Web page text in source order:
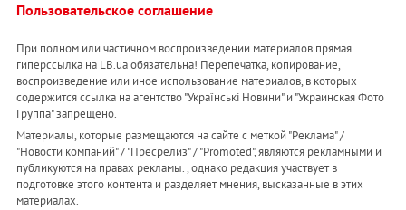
Пользовательское соглашение
При полном или частичном воспроизведении материалов прямая
гиперссылка на LB.ua обязательна! Перепечатка, копирование,
воспроизведение или иное использование материалов, в которых
содержится ссылка на агентство "Українськi Новини" и "Украинская Фото
Группа" запрещено.
Материалы, которые размещаются на сайте с меткой "Реклама" /
"Новости компаний" / "Пресрелиз" / "Promoted", являются рекламными и
публикуются на правах рекламы. , однако редакция участвует в
подготовке этого контента и разделяет мнения, высказанные в этих
материалах.